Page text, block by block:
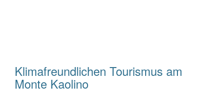
Klimafreundlichen Tourismus am
Monte Kaolino